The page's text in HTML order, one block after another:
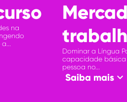
na
Dominar a Língua
capacidade
pessoa no...
Saiba maiskeyboard_arrow_down